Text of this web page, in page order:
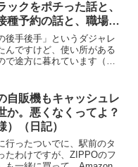
ックをポチった話と、
種予約の話と、職場で
。（日記）
後手後手」というダジャレ
んですけど、使い所がある
で途方に暮れています（挨
け？ と己のボケっぷりが
曜日、皆様い...
自販機もキャッシュレ
か。悪くなくってよ？
）（日記）
行ったついでに、駅前のタ
たわけですが、ZIPPOのフ